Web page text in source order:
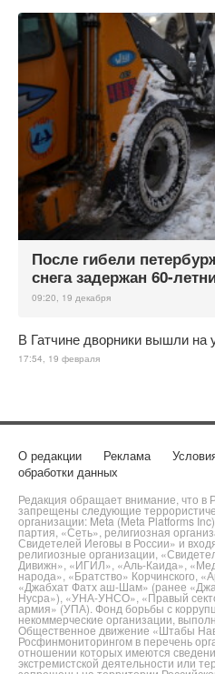
После гибели
снега задержан 60-
09:20, 19 декабря
В Гатчине дворники вышли на
17:54, 19 февраля
О редакции Реклама
обработки данных
Редакция обращает внимание, что в
запрещены следующие
организации: Meta (Meta Platforms
партия, «Сеть», религиозная
Свидетелей Иеговы в России» и
религиозные организации,
Дивижн», «ИГИЛ», «Аль-Каида»,
народа», «Братство» Корчинского,
«Джабхат Фатх аш-Шам» (ранее
Нусра»), «УНА-УНСО», «Правый
армия» (УПА). Фонд борьбы с
некоммерческие организации,
Общественное движение «Штабы
Росфинмониторингом в перечень
отношении которых имеются
экстремистской деятельности или